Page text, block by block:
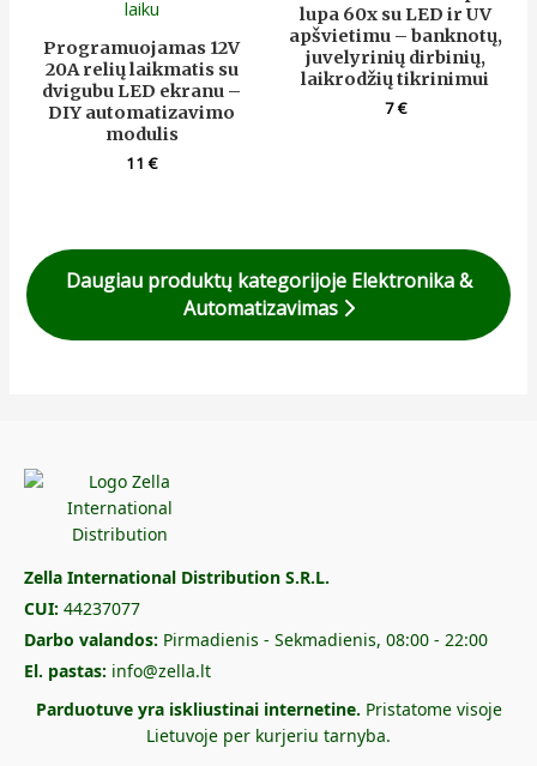
Programuojamas 12V
20A relių laikmatis su
dvigubu LED ekranu –
DIY automatizavimo
modulis
11€
lupa 60x su LED ir UV
apšvietimu – banknotų,
juvelyrinių dirbinių,
laikrodžių tikrinimui
7€
Daugiau produktų kategorijoje Elektronika &
Automatizavimas
Zella International Distribution S.R.L.
CUI: 44237077
Darbo valandos: Pirmadienis - Sekmadienis, 08:00 - 22:00
El. pastas: info@zella.lt
Parduotuve yra iskliustinai internetine. Pristatome visoje
Lietuvoje per kurjeriu tarnyba.